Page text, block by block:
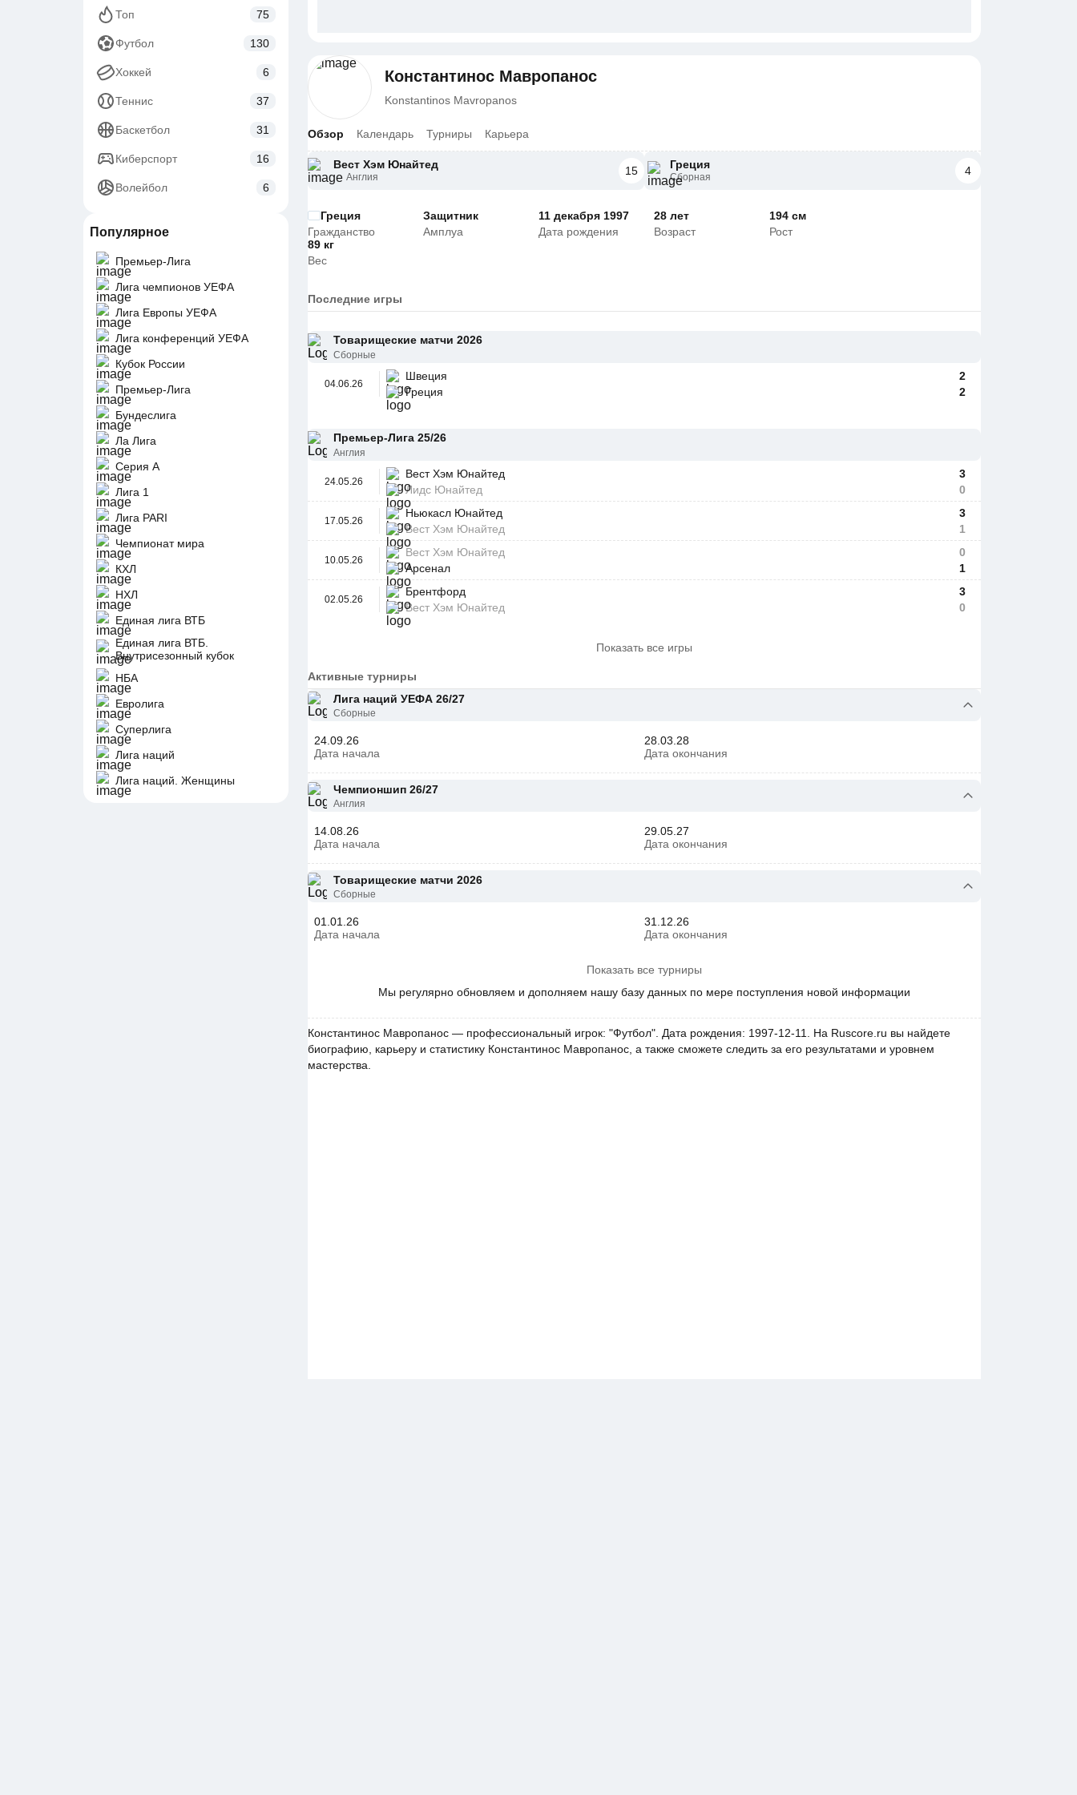
Топ 75
Футбол 130
Хоккей 6
Теннис 37
Баскетбол 31
Киберспорт 16
Волейбол 6
Популярное
Премьер-Лига
Лига чемпионов УЕФА
Лига Европы УЕФА
Лига конференций УЕФА
Кубок России
Премьер-Лига
Бундеслига
Ла Лига
Серия А
Лига 1
Лига PARI
Чемпионат мира
КХЛ
НХЛ
Единая лига ВТБ
Единая лига ВТБ.
Внутрисезонный кубок
НБА
Евролига
Суперлига
Лига наций
Лига наций. Женщины
Константинос Мавропанос
Konstantinos Mavropanos
Обзор Календарь Турниры Карьера
Вест Хэм Юнайтед
Англия 15 Греция
Сборная 4
Греция
Гражданство
Защитник
Амплуа
11 декабря 1997
Дата рождения
28 лет
Возраст
194 см
Рост
89 кг
Вес
Последние игры
Товарищеские матчи 2026
Сборные
04.06.26
Швеция
Греция
2
2
Премьер-Лига 25/26
Англия
24.05.26
Вест Хэм Юнайтед
Лидс Юнайтед
3
0
17.05.26
Ньюкасл Юнайтед
Вест Хэм Юнайтед
3
1
10.05.26
Вест Хэм Юнайтед
Арсенал
0
1
02.05.26
Брентфорд
Вест Хэм Юнайтед
3
0
Показать все игры
Активные турниры
Лига наций УЕФА 26/27
Сборные
24.09.26
Дата начала
28.03.28
Дата окончания
Чемпионшип 26/27
Англия
14.08.26
Дата начала
29.05.27
Дата окончания
Товарищеские матчи 2026
Сборные
01.01.26
Дата начала
31.12.26
Дата окончания
Показать все турниры
Мы регулярно обновляем и дополняем нашу базу данных по мере поступления новой информации
Константинос Мавропанос — профессиональный игрок: "Футбол". Дата рождения: 1997-12-11. На Ruscore.ru вы найдете
биографию, карьеру и статистику Константинос Мавропанос, а также сможете следить за его результатами и уровнем
мастерства.